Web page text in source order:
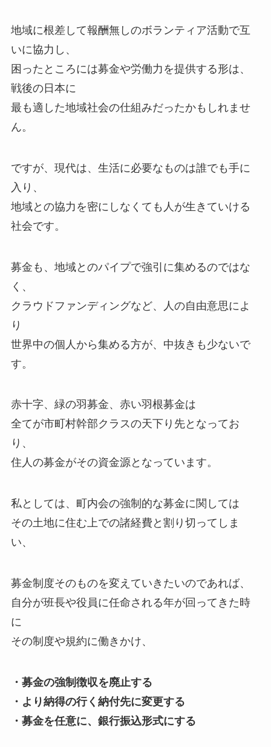
地域に根差して報酬無しのボランティア活動で互
いに協力し、
困ったところには募金や労働力を提供する形は、
戦後の日本に
最も適した地域社会の仕組みだったかもしれませ
ん。
ですが、現代は、生活に必要なものは誰でも手に
入り、
地域との協力を密にしなくても人が生きていける
社会です。
募金も、地域とのパイプで強引に集めるのではな
く、
クラウドファンディングなど、人の自由意思によ
り
世界中の個人から集める方が、中抜きも少ないで
す。
赤十字、緑の羽募金、赤い羽根募金は
全てが市町村幹部クラスの天下り先となってお
り、
住人の募金がその資金源となっています。
私としては、町内会の強制的な募金に関しては
その土地に住む上での諸経費と割り切ってしま
い、
募金制度そのものを変えていきたいのであれば、
自分が班長や役員に任命される年が回ってきた時
に
その制度や規約に働きかけ、
・募金の強制徴収を廃止する
・より納得の行く納付先に変更する
・募金を任意に、銀行振込形式にする